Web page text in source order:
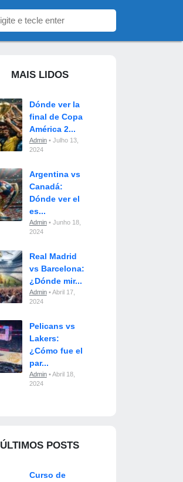
MAIS LIDOS
Dónde ver la
final de Copa
América 2...
Admin• Julho 13,
2024
Argentina vs
Canadá:
Dónde ver el
es...
Admin• Junho 18,
2024
Real Madrid
vs Barcelona:
¿Dónde mir...
Admin• Abril 17,
2024
Pelicans vs
Lakers:
¿Cómo fue el
par...
Admin• Abril 18,
2024
ÚLTIMOS POSTS
Curso de